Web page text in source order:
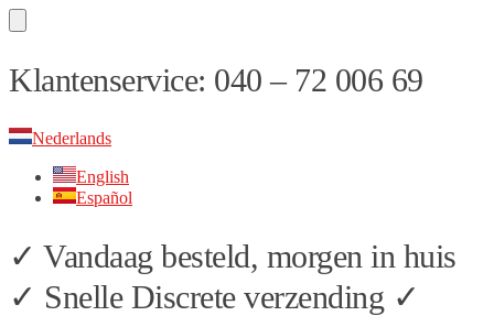
Skip
to
Skip
to
Klantenservice: 040 – 72 006 69
Nederlands
English
Español
✓ Vandaag besteld, morgen in huis
✓ Snelle Discrete verzending ✓